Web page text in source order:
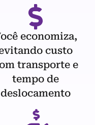
economiza,
custo
transporte e
tempo de
deslocamento